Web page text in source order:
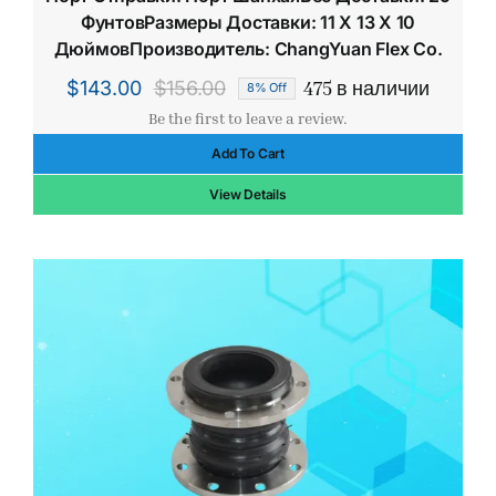
ФунтовРазмеры Доставки: 11 X 13 X 10
ДюймовПроизводитель: ChangYuan Flex Co.
$156.00
Первоначальная
цена
составляла
$156.00.
$143.00
Текущая
цена:
$143.00.
8% Off 475 в наличии
Be the first to leave a review.
Add To Cart
View Details